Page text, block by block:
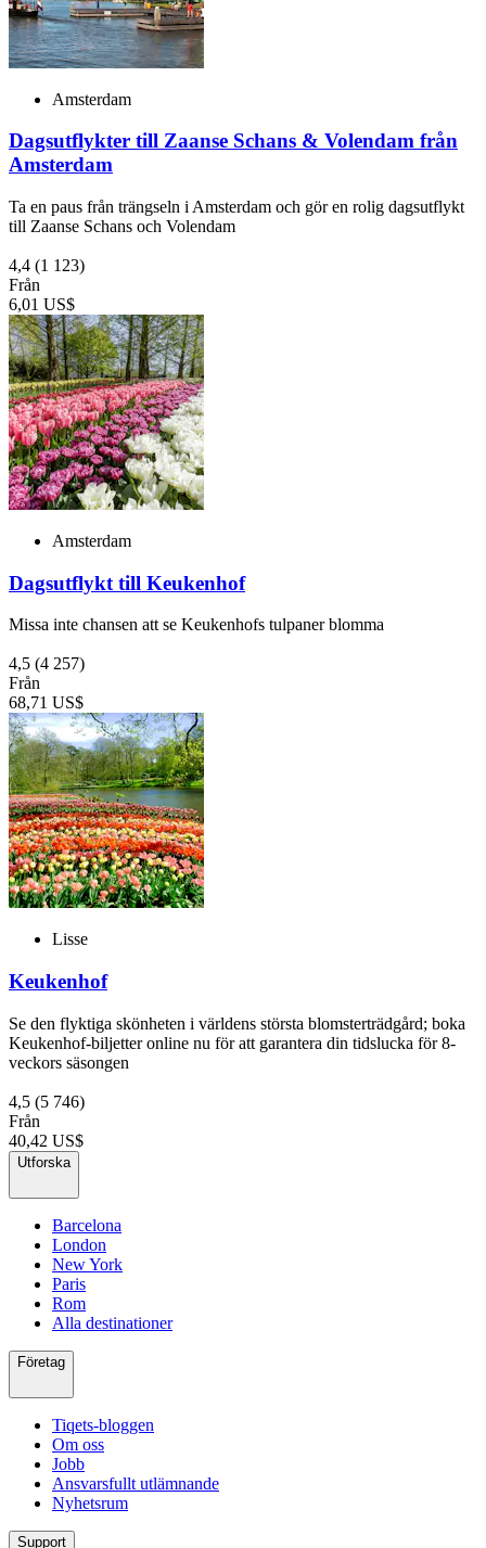
Amsterdam
Dagsutflykter till Zaanse Schans & Volendam från
Amsterdam
Ta en paus från trängseln i Amsterdam och gör en rolig dagsutflykt
till Zaanse Schans och Volendam
4,4 (1 123)
Från
6,01 US$
Amsterdam
Dagsutflykt till Keukenhof
Missa inte chansen att se Keukenhofs tulpaner blomma
4,5 (4 257)
Från
68,71 US$
Lisse
Keukenhof
Se den flyktiga skönheten i världens största blomsterträdgård; boka
Keukenhof-biljetter online nu för att garantera din tidslucka för 8-
veckors säsongen
4,5 (5 746)
Från
40,42 US$
Utforska
Barcelona
London
New York
Paris
Rom
Alla destinationer
Företag
Tiqets-bloggen
Om oss
Jobb
Ansvarsfullt utlämnande
Nyhetsrum
Support